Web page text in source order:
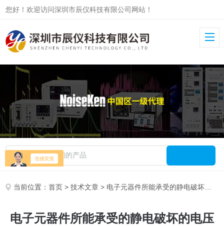
您好！欢迎访问深圳市辰仪科技有限公司网站！
当前位置：首页 >技术文章 > 电子元器件所能承受的静电破坏的电压是多少
电子元器件所能承受的静电破坏的电压